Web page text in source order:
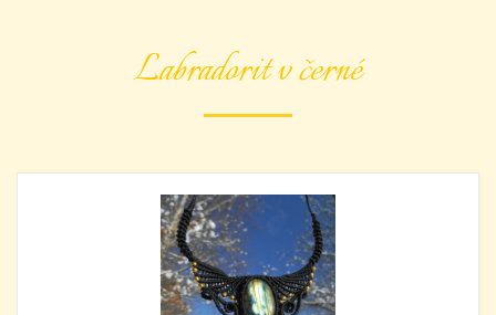
Labradorit v černé